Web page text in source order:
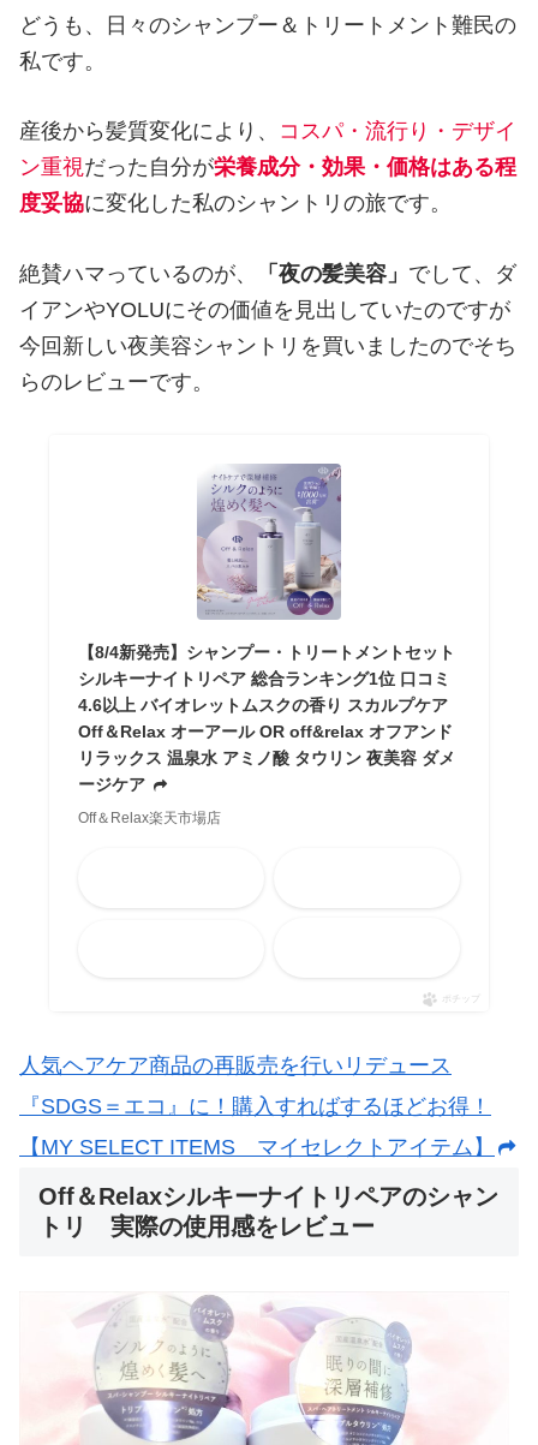
どうも、日々のシャンプー＆トリートメント難民の
私です。
産後から髪質変化により、 コスパ・流行り・デザイ
ン重視だった自分が栄養成分・効果・価格はある程
度妥協に変化した私のシャントリの旅です。
絶賛ハマっているのが、 「夜の髪美容」 でして、ダ
イアンやYOLUにその価値を見出していたのですが
今回新しい夜美容シャントリを買いましたのでそち
らのレビューです。
【8/4新発売】シャンプー・トリートメントセット
シルキーナイトリペア 総合ランキング1位 口コミ
4.6以上 バイオレットムスクの香り スカルプケア
Off＆Relax オーアール OR off&relax オフアンド
リラックス 温泉水 アミノ酸 タウリン 夜美容 ダメ
ージケア
Off＆Relax楽天市場店
ポチップ
人気ヘアケア商品の再販売を行いリデュース
『SDGS＝エコ』に！購入すればするほどお得！
【MY SELECT ITEMS マイセレクトアイテム】
Off＆Relaxシルキーナイトリペアのシャン
トリ 実際の使用感をレビュー